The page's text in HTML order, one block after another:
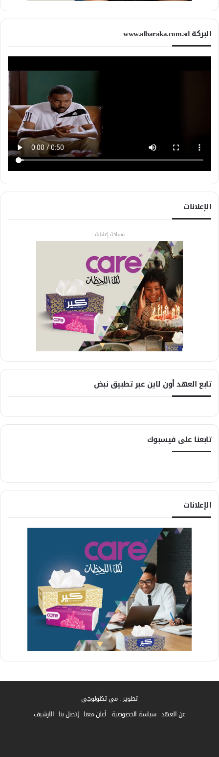
البركة www.albaraka.com.sd
الإعلانات
مساحة إعلانية
تابع العهد أون لاين عبر تطبيق نبض
تابعنا على فيسبوك
الإعلانات
تطوير : مي تكنولوجي
عن العهد سياسة الخصوصية أعلن معنا إتصل بنا الارشيف